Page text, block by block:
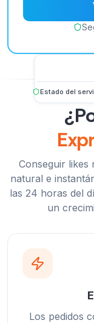
Estado del
Conseguir likes
natural e
las 24 horas del
un
Los pedidos